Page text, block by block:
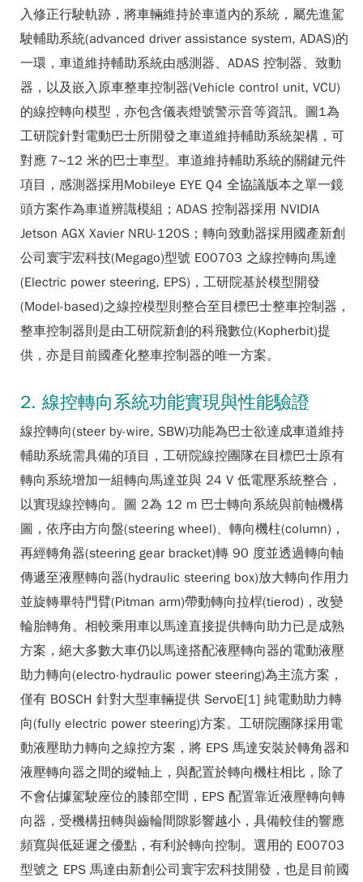
入修正行駛軌跡，將車輛維持於車道內的系統，屬先進駕
駛輔助系統(advanced driver assistance system, ADAS)的
一環，車道維持輔助系統由感測器、ADAS 控制器、致動
器，以及嵌入原車整車控制器(Vehicle control unit, VCU)
的線控轉向模型，亦包含儀表燈號警示音等資訊。圖1為
工研院針對電動巴士所開發之車道維持輔助系統架構，可
對應 7~12 米的巴士車型。車道維持輔助系統的關鍵元件
項目，感測器採用Mobileye EYE Q4 全協議版本之單一鏡
頭方案作為車道辨識模組；ADAS 控制器採用 NVIDIA
Jetson AGX Xavier NRU-120S；轉向致動器採用國產新創
公司寰宇宏科技(Megago)型號 E00703 之線控轉向馬達
(Electric power steering, EPS)，工研院基於模型開發
(Model-based)之線控模型則整合至目標巴士整車控制器，
整車控制器則是由工研院新創的科飛數位(Kopherbit)提
供，亦是目前國產化整車控制器的唯一方案。
2. 線控轉向系統功能實現與性能驗證
線控轉向(steer by-wire, SBW)功能為巴士欲達成車道維持
輔助系統需具備的項目，工研院線控團隊在目標巴士原有
轉向系統增加一組轉向馬達並與 24 V 低電壓系統整合，
以實現線控轉向。圖 2為 12 m 巴士轉向系統與前軸機構
圖，依序由方向盤(steering wheel)、轉向機柱(column)，
再經轉角器(steering gear bracket)轉 90 度並透過轉向軸
傳遞至液壓轉向器(hydraulic steering box)放大轉向作用力
並旋轉畢特門臂(Pitman arm)帶動轉向拉桿(tierod)，改變
輪胎轉角。相較乘用車以馬達直接提供轉向助力已是成熟
方案，絕大多數大車仍以馬達搭配液壓轉向器的電動液壓
助力轉向(electro-hydraulic power steering)為主流方案，
僅有 BOSCH 針對大型車輛提供 ServoE[1] 純電動助力轉
向(fully electric power steering)方案。工研院團隊採用電
動液壓助力轉向之線控方案，將 EPS 馬達安裝於轉角器和
液壓轉向器之間的縱軸上，與配置於轉向機柱相比，除了
不會佔據駕駛座位的膝部空間，EPS 配置靠近液壓轉向轉
向器，受機構扭轉與齒輪間隙影響越小，具備較佳的響應
頻寬與低延遲之優點，有利於轉向控制。選用的 E00703
型號之 EPS 馬達由新創公司寰宇宏科技開發，也是目前國